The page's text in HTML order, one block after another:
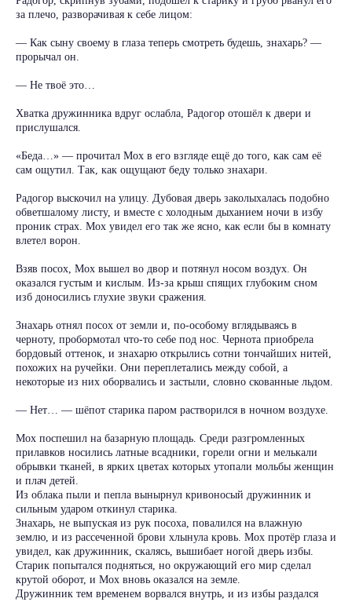
за плечо, разворачивая к себе лицом:
— Как сыну своему в глаза теперь смотреть будешь, знахарь? —
прорычал он.
— Не твоё это…
Хватка дружинника вдруг ослабла, Радогор отошёл к двери и
прислушался.
«Беда…» — прочитал Мох в его взгляде ещё до того, как сам её
сам ощутил. Так, как ощущают беду только знахари.
Радогор выскочил на улицу. Дубовая дверь заколыхалась подобно
обветшалому листу, и вместе с холодным дыханием ночи в избу
проник страх. Мох увидел его так же ясно, как если бы в комнату
влетел ворон.
Взяв посох, Мох вышел во двор и потянул носом воздух. Он
оказался густым и кислым. Из-за крыш спящих глубоким сном
изб доносились глухие звуки сражения.
Знахарь отнял посох от земли и, по-особому вглядываясь в
черноту, пробормотал что-то себе под нос. Чернота приобрела
бордовый оттенок, и знахарю открылись сотни тончайших нитей,
похожих на ручейки. Они переплетались между собой, а
некоторые из них оборвались и застыли, словно скованные льдом.
— Нет… — шёпот старика паром растворился в ночном воздухе.
Мох поспешил на базарную площадь. Среди разгромленных
прилавков носились латные всадники, горели огни и мелькали
обрывки тканей, в ярких цветах которых утопали мольбы женщин
и плач детей.
Из облака пыли и пепла вынырнул кривоносый дружинник и
сильным ударом откинул старика.
Знахарь, не выпуская из рук посоха, повалился на влажную
землю, и из рассеченной брови хлынула кровь. Мох протёр глаза и
увидел, как дружинник, скалясь, вышибает ногой дверь избы.
Старик попытался подняться, но окружающий его мир сделал
крутой оборот, и Мох вновь оказался на земле.
Дружинник тем временем ворвался внутрь, и из избы раздался